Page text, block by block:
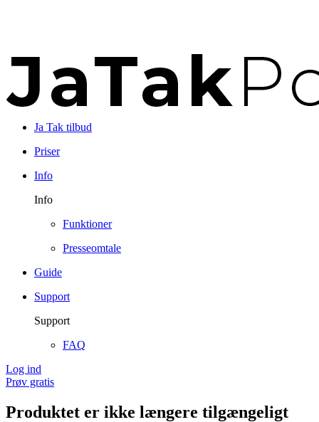
Ja Tak tilbud
Priser
Info
Info
Funktioner
Presseomtale
Guide
Support
Support
FAQ
Log ind
Prøv gratis
Produktet er ikke længere tilgængeligt